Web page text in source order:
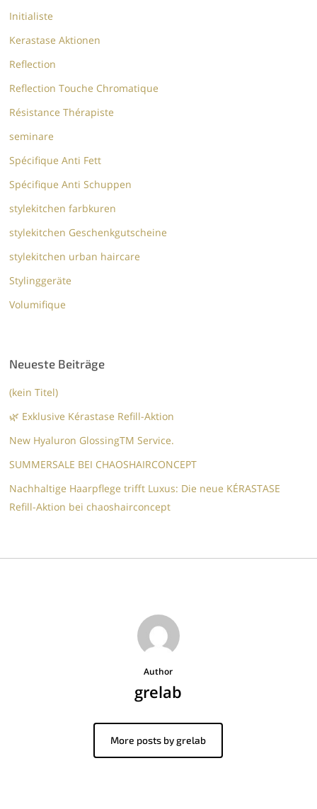
Initialiste
Kerastase Aktionen
Reflection
Reflection Touche Chromatique
Résistance Thérapiste
seminare
Spécifique Anti Fett
Spécifique Anti Schuppen
stylekitchen farbkuren
stylekitchen Geschenkgutscheine
stylekitchen urban haircare
Stylinggeräte
Volumifique
Neueste Beiträge
(kein Titel)
🌿 Exklusive Kérastase Refill-Aktion
New Hyaluron GlossingTM​ Service.​
SUMMERSALE BEI CHAOSHAIRCONCEPT
Nachhaltige Haarpflege trifft Luxus: Die neue KÉRASTASE
Refill-Aktion bei chaoshairconcept
Author
grelab
More posts by grelab